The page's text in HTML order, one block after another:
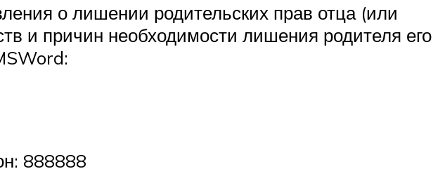
о лишении родительских прав отца (или
и причин необходимости лишения родителя его
888888